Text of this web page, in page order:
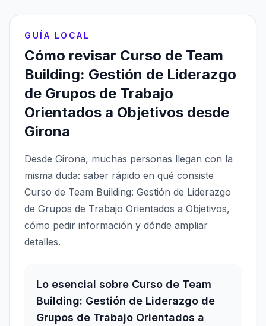
GUÍA LOCAL
Cómo revisar Curso de Team
Building: Gestión de Liderazgo
de Grupos de Trabajo
Orientados a Objetivos desde
Girona
Desde Girona, muchas personas llegan con la
misma duda: saber rápido en qué consiste
Curso de Team Building: Gestión de Liderazgo
de Grupos de Trabajo Orientados a Objetivos,
cómo pedir información y dónde ampliar
detalles.
Lo esencial sobre Curso de Team
Building: Gestión de Liderazgo de
Grupos de Trabajo Orientados a